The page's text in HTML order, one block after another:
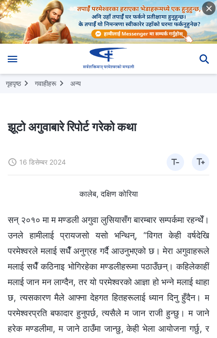
गृहपृष्ठ गवाहीहरू अन्य
झूटो अगुवाबारे रिपोर्ट गरेको कथा
16 डिसेम्बर 2024
कालेब, दक्षिण कोरिया
सन् २०१० मा म मण्डली अगुवा लुसियासँग बारम्‍बार सम्पर्कमा रहन्थेँ।
उनले हामीलाई प्रायजसो यसो भन्थिन्, “विगत केही वर्षदेखि
परमेश्‍वरले मलाई सधैँ अनुग्रह गर्दै आउनुभएको छ। मेरा अगुवाहरूले
मलाई सधैँ कठिनाइ भोगिरहेका मण्डलीहरूमा पठाउँछन्। कहिलेकाहीँ
मलाई जान मन लाग्दैन, तर यो परमेश्‍वरको आज्ञा हो भन्‍ने मलाई थाहा
छ, त्यसकारण मैले आफ्‍ना देहगत हितहरूलाई ध्यान दिनु हुँदैन। म
परमेश्‍वरप्रति बफादार हुनुपर्छ, त्यसैले म जान राजी हुन्छु। म जाने
हरेक मण्डलीमा, म जाने ठाउँमा जान्छु, केही भेला आयोजना गर्छु, र